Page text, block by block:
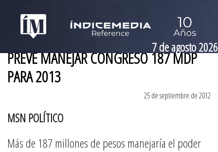
7 de agosto 2026
PREVÉ MANEJAR CONGRESO 187 MDP
PARA 2013
25 de septiembre de 2012
MSN POLÍTICO
Más de 187 millones de pesos manejaría el poder